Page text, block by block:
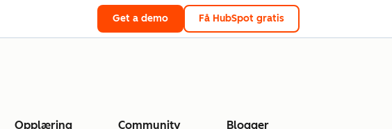
Get a demo Få HubSpot gratis
Opplæring Community Blogger